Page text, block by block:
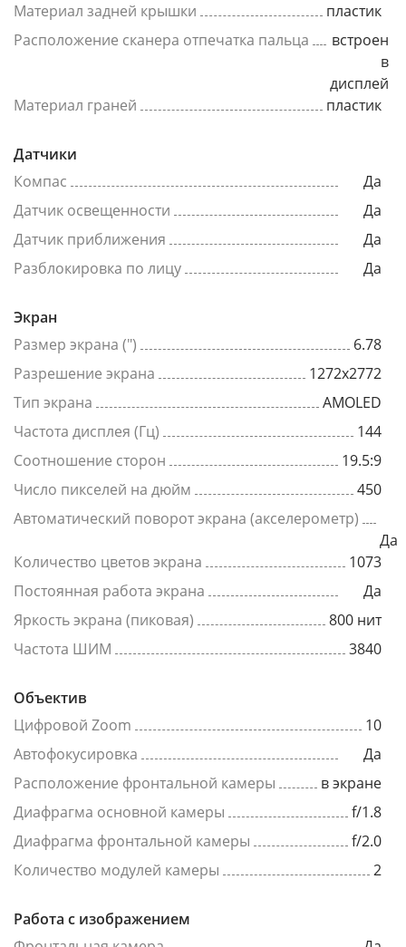
Материал задней крышки
пластик
Расположение сканера отпечатка пальца
встроен
в
дисплей
Материал граней
пластик
Датчики
Компас
Да
Датчик освещенности
Да
Датчик приближения
Да
Разблокировка по лицу
Да
Экран
Размер экрана (")
6.78
Разрешение экрана
1272x2772
Тип экрана
AMOLED
Частота дисплея (Гц)
144
Соотношение сторон
19.5:9
Число пикселей на дюйм
450
Автоматический поворот экрана (акселерометр)
Да
Количество цветов экрана
1073
Постоянная работа экрана
Да
Яркость экрана (пиковая)
800 нит
Частота ШИМ
3840
Объектив
Цифровой Zoom
10
Автофокусировка
Да
Расположение фронтальной камеры
в экране
Диафрагма основной камеры
f/1.8
Диафрагма фронтальной камеры
f/2.0
Количество модулей камеры
2
Работа с изображением